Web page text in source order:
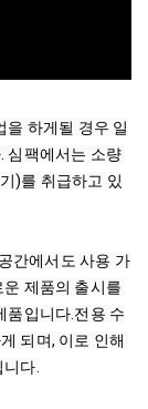
을 하게될 경우 일
심팩에서는 소량
)를 취급하고 있
간에서도 사용 가
제품의 출시를
품입니다.전용 수
되며, 이로 인해
다.